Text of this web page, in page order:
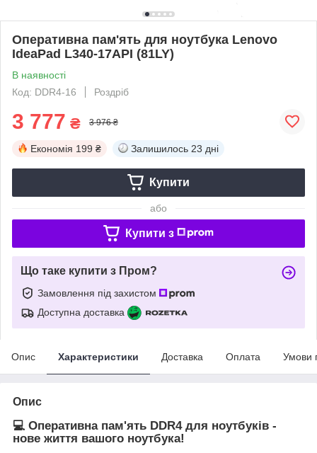
Оперативна пам'ять для ноутбука Lenovo
IdeaPad L340-17API (81LY)
В наявності
Код: DDR4-16
Роздріб
3 777 ₴ 3 976 ₴
Економія 199 ₴ Залишилось 23 дні
Купити
або
Купити з
Що таке купити з Пром?
Замовлення під захистом
Доступна доставка
Опис Характеристики Доставка Оплата Умови
Опис
💻 Оперативна пам'ять DDR4 для ноутбуків -
нове життя вашого ноутбука!